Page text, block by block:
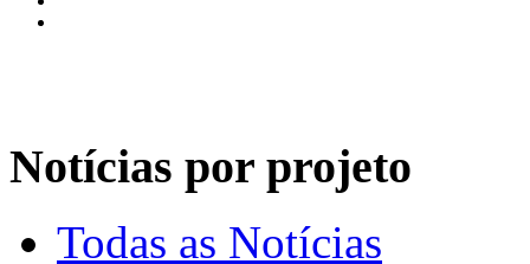
Notícias por projeto
Todas as Notícias